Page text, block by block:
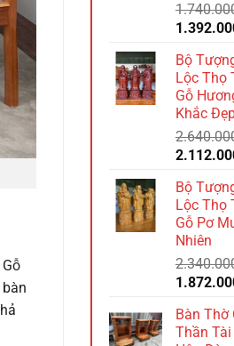
Giá
là:
Bộ
Lộc Thọ
Gỗ
Khắc
Giá
là:
Bộ
Lộc Thọ
Gỗ Pơ
Nhiên
Giá
là:
Bàn Thờ
Thần Tài